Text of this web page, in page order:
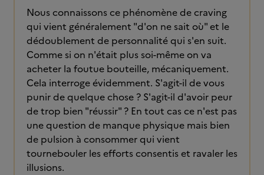
Nous connaissons ce phénomène de craving
qui vient généralement "d'on ne sait où" et le
dédoublement de personnalité qui s'en suit.
Comme si on n'était plus soi-même on va
acheter la foutue bouteille, mécaniquement.
Cela interroge évidemment. S'agit-il de vous
punir de quelque chose ? S'agit-il d'avoir peur
de trop bien "réussir" ? En tout cas ce n'est pas
une question de manque physique mais bien
de pulsion à consommer qui vient
tournebouler les efforts consentis et ravaler les
illusions.